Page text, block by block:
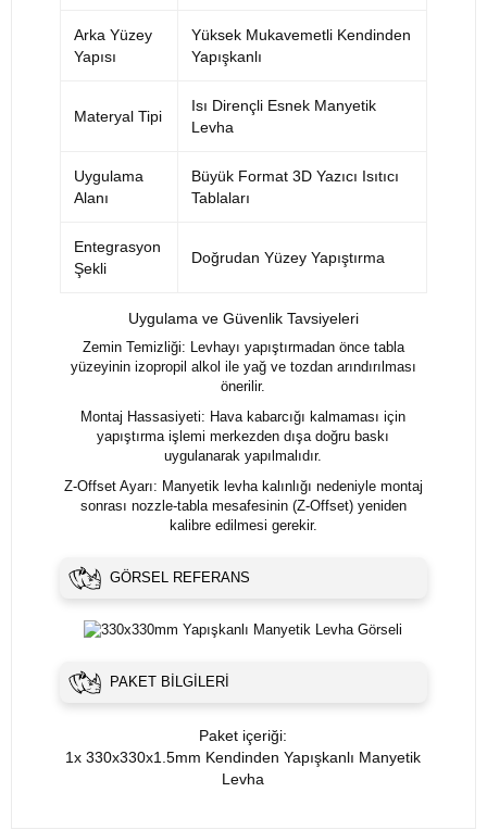
Arka Yüzey
Yapısı
Yüksek Mukavemetli Kendinden
Yapışkanlı
Materyal Tipi
Isı Dirençli Esnek Manyetik
Levha
Uygulama
Alanı
Büyük Format 3D Yazıcı Isıtıcı
Tablaları
Entegrasyon
Şekli
Doğrudan Yüzey Yapıştırma
Uygulama ve Güvenlik Tavsiyeleri
Zemin Temizliği: Levhayı yapıştırmadan önce tabla
yüzeyinin izopropil alkol ile yağ ve tozdan arındırılması
önerilir.
Montaj Hassasiyeti: Hava kabarcığı kalmaması için
yapıştırma işlemi merkezden dışa doğru baskı
uygulanarak yapılmalıdır.
Z-Offset Ayarı: Manyetik levha kalınlığı nedeniyle montaj
sonrası nozzle-tabla mesafesinin (Z-Offset) yeniden
kalibre edilmesi gerekir.
GÖRSEL REFERANS
PAKET BILGILERI
Paket içeriği:
1x 330x330x1.5mm Kendinden Yapışkanlı Manyetik
Levha